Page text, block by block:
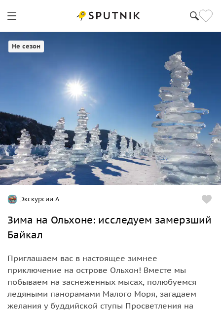
Не сезон
Экскурсии А
Зима на Ольхоне: исследуем замерзший
Байкал
Приглашаем вас в настоящее зимнее
приключение на острове Ольхон! Вместе мы
побываем на заснеженных мысах, полюбуемся
ледяными панорамами Малого Моря, загадаем
желания у буддийской ступы Просветления на